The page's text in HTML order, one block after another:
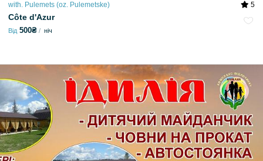
with. Pulemets (oz. Pulemetske) 5
Côte d'Azur
Від 500₴ ніч